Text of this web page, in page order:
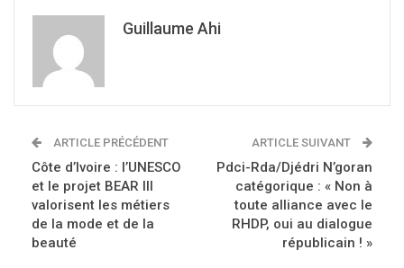
Guillaume Ahi
ARTICLE PRÉCÉDENT
Côte d’Ivoire : l’UNESCO
et le projet BEAR III
valorisent les métiers
de la mode et de la
beauté
ARTICLE SUIVANT
Pdci-Rda/Djédri N’goran
catégorique : « Non à
toute alliance avec le
RHDP, oui au dialogue
républicain ! »